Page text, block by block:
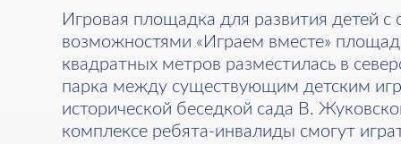
Игровая площадка для развития детей с
возможностями «Играем вместе»
квадратных метров разместилась в
парка между существующим детским
исторической беседкой сада В.
комплексе ребята-инвалиды смогут